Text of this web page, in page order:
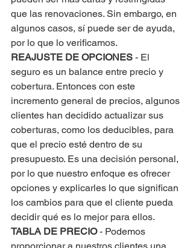
que las renovaciones. Sin embargo, en
algunos casos, sí puede ser de ayuda,
por lo que lo verificamos.
REAJUSTE DE OPCIONES - El
seguro es un balance entre precio y
cobertura. Entonces con este
incremento general de precios, algunos
clientes han decidido actualizar sus
coberturas, como los deducibles, para
que el precio esté dentro de su
presupuesto. Es una decisión personal,
por lo que nuestro enfoque es ofrecer
opciones y explicarles lo que significan
los cambios para que el cliente pueda
decidir qué es lo mejor para ellos.
TABLA DE PRECIO - Podemos